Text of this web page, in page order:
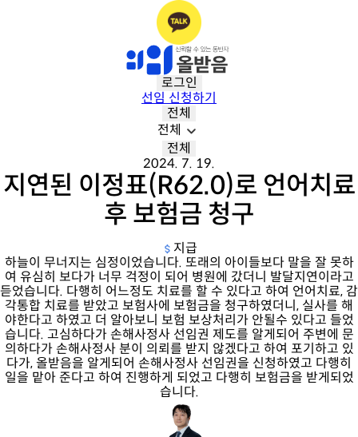
로그인
선임 신청하기
전체
전체
전체
2024. 7. 19.
지연된 이정표(R62.0)로 언어치료
후 보험금 청구
지급
하늘이 무너지는 심정이었습니다. 또래의 아이들보다 말을 잘 못하
여 유심히 보다가 너무 걱정이 되어 병원에 갔더니 발달지연이라고
듣었습니다. 다행히 어느정도 치료를 할 수 있다고 하여 언어치료, 감
각통합 치료를 받았고 보험사에 보험금을 청구하였더니, 실사를 해
야한다고 하였고 더 알아보니 보험 보상처리가 안될수 있다고 들었
습니다. 고심하다가 손해사정사 선임권 제도를 알게되어 주변에 문
의하다가 손해사정사 분이 의뢰를 받지 않겠다고 하여 포기하고 있
다가, 올받음을 알게되어 손해사정사 선임권을 신청하였고 다행히
일을 맡아 준다고 하여 진행하게 되었고 다행히 보험금을 받게되었
습니다.